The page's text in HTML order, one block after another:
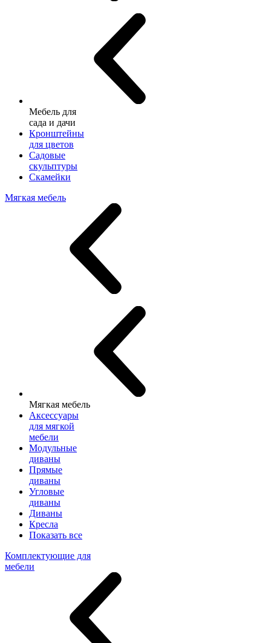
Мебель для
сада и дачи
Кронштейны
для цветов
Садовые
скульптуры
Скамейки
Мягкая мебель
Мягкая мебель
Аксессуары
для мягкой
мебели
Модульные
диваны
Прямые
диваны
Угловые
диваны
Диваны
Кресла
Показать все
Комплектующие для
мебели